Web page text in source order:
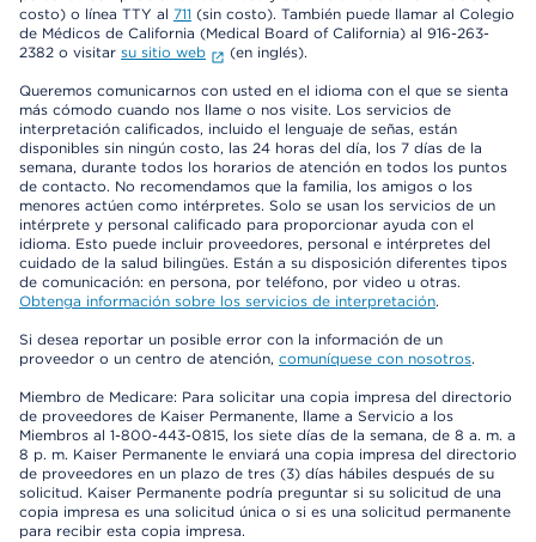
costo) o línea TTY al 711 (sin costo). También puede llamar al Colegio
de Médicos de California (Medical Board of California) al 916-263-
2382 o visitar su sitio web (en inglés).
Queremos comunicarnos con usted en el idioma con el que se sienta
más cómodo cuando nos llame o nos visite. Los servicios de
interpretación calificados, incluido el lenguaje de señas, están
disponibles sin ningún costo, las 24 horas del día, los 7 días de la
semana, durante todos los horarios de atención en todos los puntos
de contacto. No recomendamos que la familia, los amigos o los
menores actúen como intérpretes. Solo se usan los servicios de un
intérprete y personal calificado para proporcionar ayuda con el
idioma. Esto puede incluir proveedores, personal e intérpretes del
cuidado de la salud bilingües. Están a su disposición diferentes tipos
de comunicación: en persona, por teléfono, por video u otras.
Obtenga información sobre los servicios de interpretación.
Si desea reportar un posible error con la información de un
proveedor o un centro de atención, comuníquese con nosotros.
Miembro de Medicare: Para solicitar una copia impresa del directorio
de proveedores de Kaiser Permanente, llame a Servicio a los
Miembros al 1-800-443-0815, los siete días de la semana, de 8 a. m. a
8 p. m. Kaiser Permanente le enviará una copia impresa del directorio
de proveedores en un plazo de tres (3) días hábiles después de su
solicitud. Kaiser Permanente podría preguntar si su solicitud de una
copia impresa es una solicitud única o si es una solicitud permanente
para recibir esta copia impresa.